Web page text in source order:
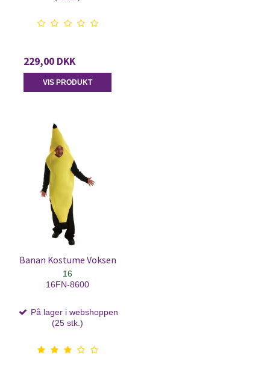
229,00 DKK
VIS PRODUKT
Banan Kostume Voksen
16
16FN-8600
På lager i webshoppen
(25 stk.)